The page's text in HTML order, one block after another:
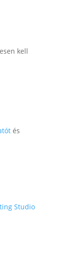
kell
és
Studio